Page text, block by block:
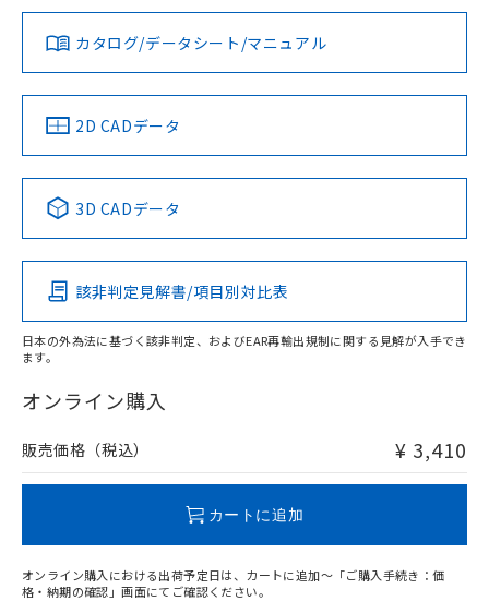
ダウンロードデータをご利用いただく前に、以下を必ずお読
みください。
ソフトウェアの使用条件
対応済み
中国 RoHS 注意事項・凡例
Pb Hg Cd Cr(VI)
O
在庫等で未対応品が混在する可能性があります。
問い合わせください。
カタログ/データシート/マニュアル
2D CADデータ
3D CADデータ
該非判定見解書/項目別対比表
日本の外為法に基づく該非判定、およびEAR再輸出規制に関する見解が入手でき
ます。
オンライン購入
販売価格（税込） ¥ 3,410
カートに追加
オンライン購入における出荷予定日は、カートに追加～「ご購入手続き：価
格・納期の確認」画面にてご確認ください。